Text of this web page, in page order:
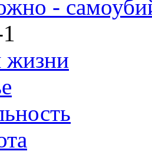
-
жизни